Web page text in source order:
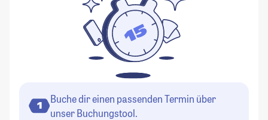
1
Buche dir einen passenden Termin über
unser Buchungstool.